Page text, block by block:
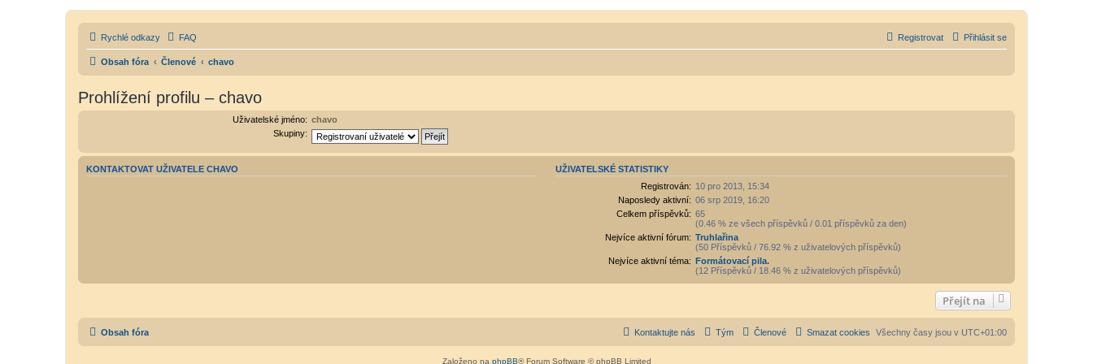
Rychlé odkazy FAQ Přihlásit se
Registrovat
Obsah fóra Členové chavo
Prohlížení profilu – chavo
Uživatelské jméno: chavo
Skupiny:
KONTAKTOVAT UŽIVATELE CHAVO
UŽIVATELSKÉ STATISTIKY
Registrován: 10 pro 2013, 15:34
Naposledy aktivní: 06 srp 2019, 16:20
Celkem příspěvků: 65
(0.46 % ze všech příspěvků / 0.01 příspěvků za den)
Nejvíce aktivní fórum: Truhlařina
(50 Příspěvků / 76.92 % z uživatelových příspěvků)
Nejvíce aktivní téma: Formátovací pila.
(12 Příspěvků / 18.46 % z uživatelových příspěvků)
Přejít na
Obsah fóra Všechny časy jsou v UTC+01:00
Smazat cookies
Členové
Tým
Kontaktujte nás
Založeno na phpBB® Forum Software © phpBB Limited